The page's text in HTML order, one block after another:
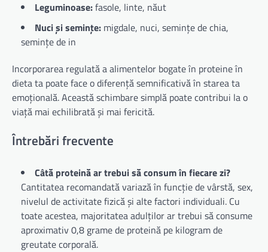
Leguminoase:fasole, linte, năut
Nuci și semințe: migdale, nuci, semințe de chia,
semințe de in
Incorporarea regulată a alimentelor bogate în proteine în
dieta ta poate face o diferență semnificativă în starea ta
emoțională. Această schimbare simplă poate contribui la o
viață mai echilibrată și mai fericită.
Întrebări frecvente
Câtă proteină ar trebui să consum în fiecare zi?
Cantitatea recomandată variază în funcție de vârstă, sex,
nivelul de activitate fizică și alte factori individuali. Cu
toate acestea, majoritatea adulților ar trebui să consume
aproximativ 0,8 grame de proteină pe kilogram de
greutate corporală.